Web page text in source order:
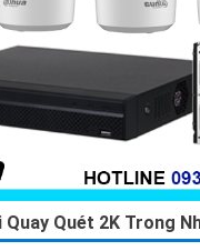
Quay Quét 2K Trong